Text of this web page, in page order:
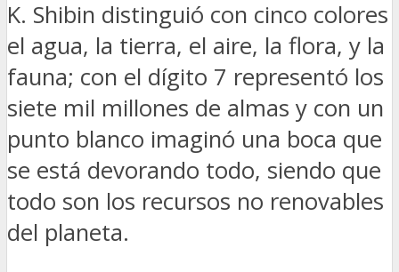
K. Shibin distinguió con cinco colores
el agua, la tierra, el aire, la flora, y la
fauna; con el dígito 7 representó los
siete mil millones de almas y con un
punto blanco imaginó una boca que
se está devorando todo, siendo que
todo son los recursos no renovables
del planeta.